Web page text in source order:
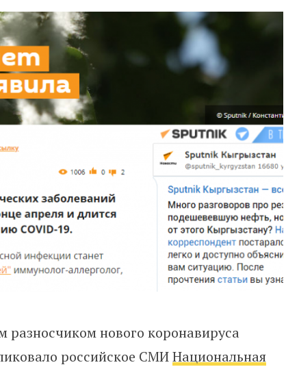
разносчиком нового коронавируса
российское СМИНациональная